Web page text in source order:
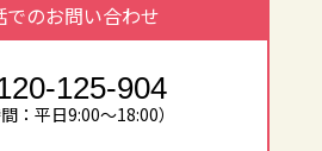
でのお問い合わせ
125-904
間：平日9:00～18:00）